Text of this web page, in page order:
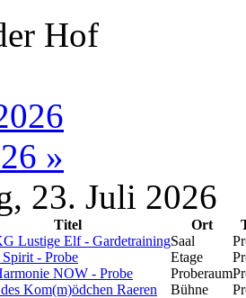
Hof
»
23. Juli 2026
Titel Ort
Lustige Elf - GardetrainingSaal
- Probe Etage
NOW - Probe Proberaum
Kom(m)ödchen Raeren Bühne